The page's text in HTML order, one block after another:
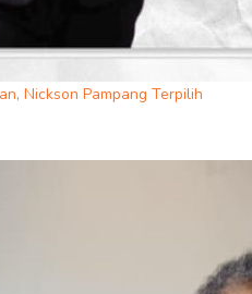
Nickson Pampang Terpilih